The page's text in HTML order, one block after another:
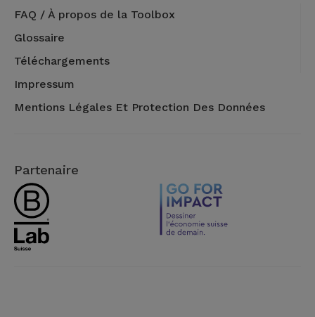
FAQ / À propos de la Toolbox
Glossaire
Téléchargements
Impressum
Mentions Légales Et Protection Des Données
Partenaire